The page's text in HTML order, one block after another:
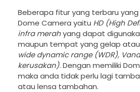
Beberapa fitur yang terbaru yang
Dome Camera yaitu HD (High
infra merahyang dapat
maupun tempat yang gelap
wide dynamic range (WDR),
kerusakan). Dengan memiliki
maka anda tidak perlu lagi
atau lensa tambahan.